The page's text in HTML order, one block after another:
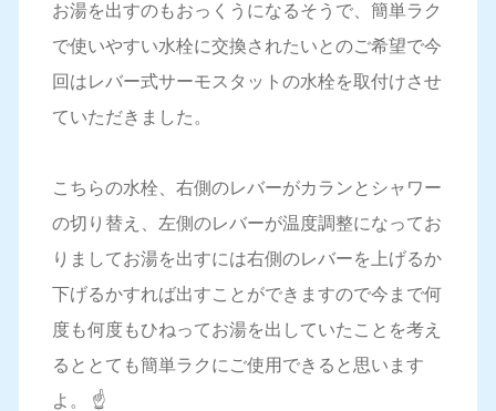
お湯を出すのもおっくうになるそうで、簡単ラク
で使いやすい水栓に交換されたいとのご希望で今
回はレバー式サーモスタットの水栓を取付けさせ
ていただきました。
こちらの水栓、右側のレバーがカランとシャワー
の切り替え、左側のレバーが温度調整になってお
りましてお湯を出すには右側のレバーを上げるか
下げるかすれば出すことができますので今まで何
度も何度もひねってお湯を出していたことを考え
るととても簡単ラクにご使用できると思います
よ。 ☝️